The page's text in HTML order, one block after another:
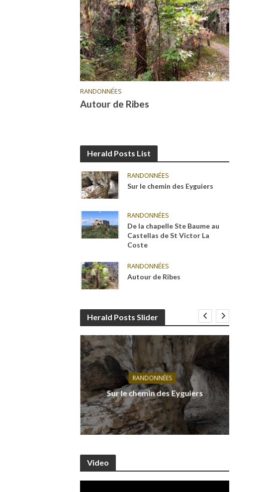
RANDONNÉES
Autour de Ribes
Herald Posts List
RANDONNÉES
Sur le chemin des Eyguiers
RANDONNÉES
De la chapelle Ste Baume au
Castellas de St Victor La
Coste
RANDONNÉES
Autour de Ribes
Herald Posts Slider
RANDONNÉES
Sur le chemin des Eyguiers
Video